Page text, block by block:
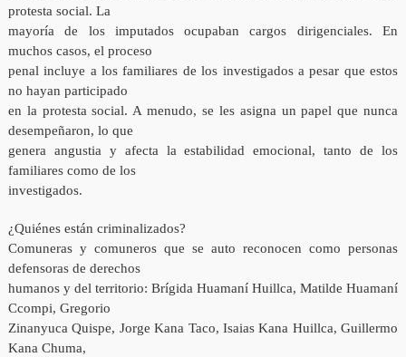
protesta social. La
mayoría de los imputados ocupaban cargos dirigenciales. En
muchos casos, el proceso
penal incluye a los familiares de los investigados a pesar que estos
no hayan participado
en la protesta social. A menudo, se les asigna un papel que nunca
desempeñaron, lo que
genera angustia y afecta la estabilidad emocional, tanto de los
familiares como de los
investigados.
¿Quiénes están criminalizados?
Comuneras y comuneros que se auto reconocen como personas
defensoras de derechos
humanos y del territorio: Brígida Huamaní Huillca, Matilde Huamaní
Ccompi, Gregorio
Zinanyuca Quispe, Jorge Kana Taco, Isaias Kana Huillca, Guillermo
Kana Chuma,